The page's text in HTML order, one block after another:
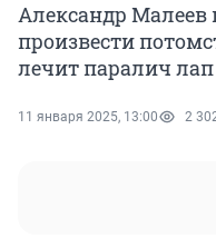
Александр
произвести
лечит паралич лап
11 января 2025, 13:00 2